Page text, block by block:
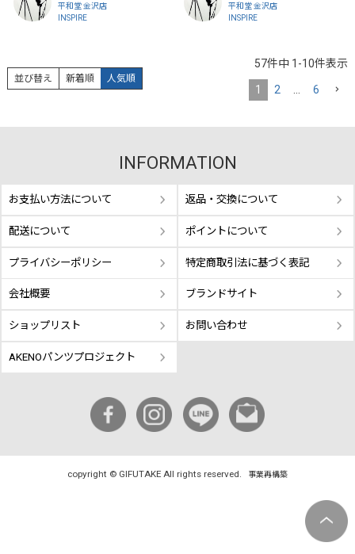
平和堂 金沢店
INSPIRE
平和堂 金沢店
INSPIRE
並び替え 新着順 人気順
57件中 1 -10件表示
1 2 … 6
INFORMATION
お支払い方法について 返品・交換について
配送について ポイントについて
プライバシーポリシー 特定商取引法に基づく表記
会社概要 ブランドサイト
ショップリスト お問い合わせ
AKENOパンツプロジェクト
copyright © GIFUTAKE All rights reserved. 事業再構築